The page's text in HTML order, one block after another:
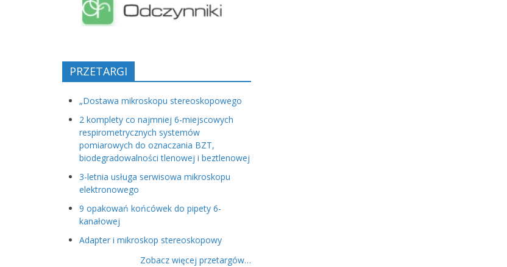
PRZETARGI
„Dostawa mikroskopu stereoskopowego
2 komplety co najmniej 6-miejscowych
respirometrycznych systemów
pomiarowych do oznaczania BZT,
biodegradowalności tlenowej i beztlenowej
3-letnia usługa serwisowa mikroskopu
elektronowego
9 opakowań końcówek do pipety 6-
kanałowej
Adapter i mikroskop stereoskopowy
Zobacz więcej przetargów…